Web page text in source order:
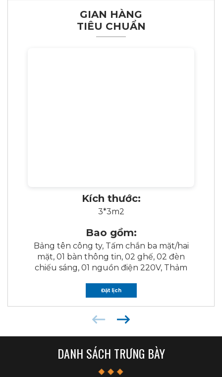
GIAN HÀNG
TIÊU CHUẨN
Kích thước:
3*3m2
Bao gồm:
Bảng tên công ty, Tấm chắn ba mặt/hai
mặt, 01 bàn thông tin, 02 ghế, 02 đèn
chiếu sáng, 01 nguồn điện 220V, Thảm
Đặt lịch
DANH SÁCH TRƯNG BÀY